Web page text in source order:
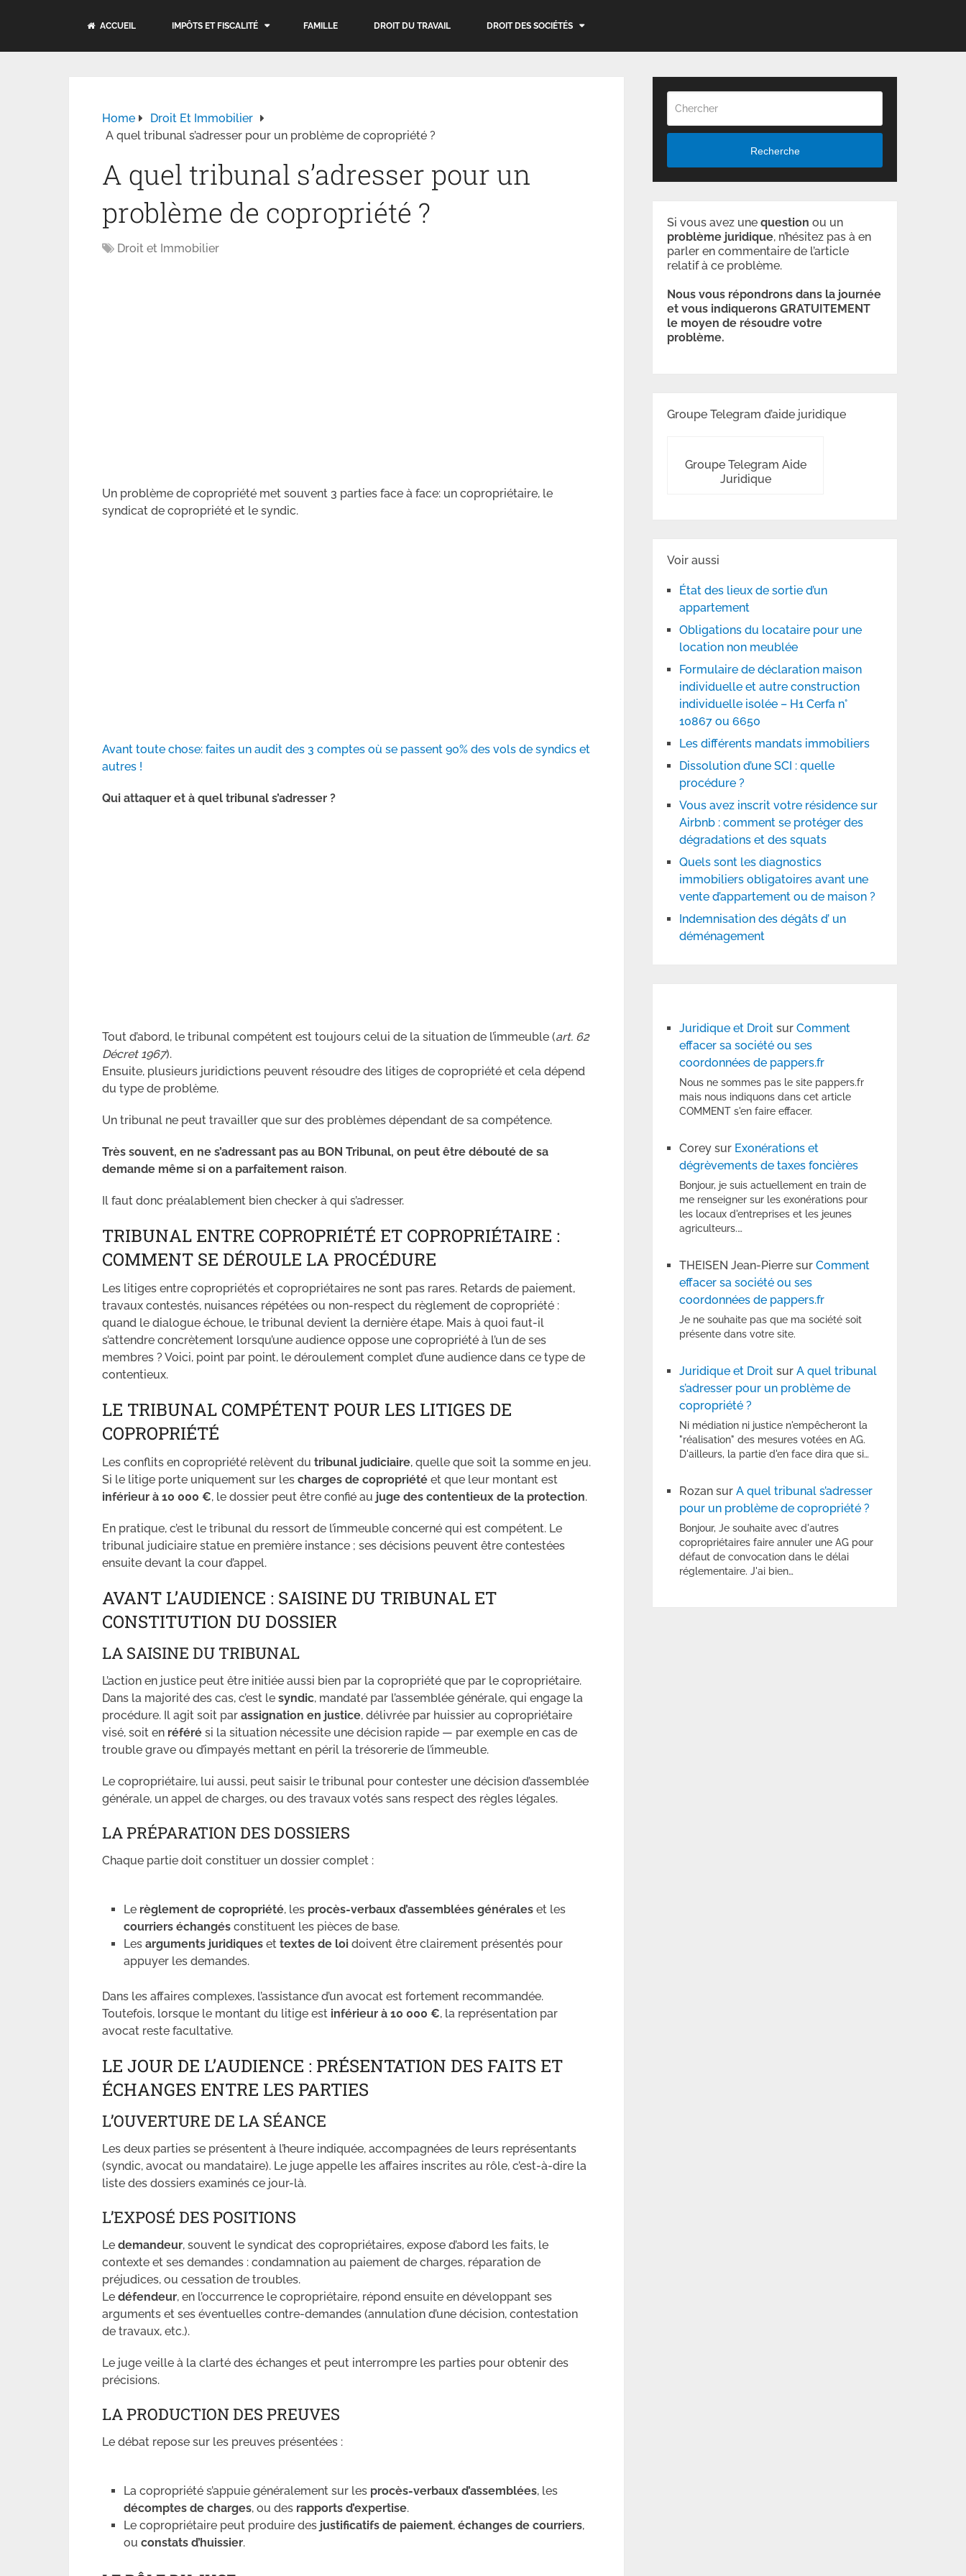
ACCUEIL IMPÔTS ET FISCALITÉ FAMILLE DROIT DU TRAVAIL DROIT DES SOCIÉTÉS
Home
Droit Et Immobilier
A quel tribunal s’adresser pour un problème de copropriété ?
A quel tribunal s’adresser pour un
problème de copropriété ?
Droit et Immobilier
Un problème de copropriété met souvent 3 parties face à face: un copropriétaire, le
syndicat de copropriété et le syndic.
Avant toute chose: faites un audit des 3 comptes où se passent 90% des vols de syndics et
autres !
Qui attaquer et à quel tribunal s’adresser ?
Tout d’abord, le tribunal compétent est toujours celui de la situation de l’immeuble (art. 62
Décret 1967).
Ensuite, plusieurs juridictions peuvent résoudre des litiges de copropriété et cela dépend
du type de problème.
Un tribunal ne peut travailler que sur des problèmes dépendant de sa compétence.
Très souvent, en ne s’adressant pas au BON Tribunal, on peut être débouté de sa
demande même si on a parfaitement raison.
Il faut donc préalablement bien checker à qui s’adresser.
TRIBUNAL ENTRE COPROPRIÉTÉ ET COPROPRIÉTAIRE :
COMMENT SE DÉROULE LA PROCÉDURE
Les litiges entre copropriétés et copropriétaires ne sont pas rares. Retards de paiement,
travaux contestés, nuisances répétées ou non-respect du règlement de copropriété :
quand le dialogue échoue, le tribunal devient la dernière étape. Mais à quoi faut-il
s’attendre concrètement lorsqu’une audience oppose une copropriété à l’un de ses
membres ? Voici, point par point, le déroulement complet d’une audience dans ce type de
contentieux.
LE TRIBUNAL COMPÉTENT POUR LES LITIGES DE
COPROPRIÉTÉ
Les conflits en copropriété relèvent du tribunal judiciaire, quelle que soit la somme en jeu.
Si le litige porte uniquement sur les charges de copropriété et que leur montant est
inférieur à 10 000 €, le dossier peut être confié au juge des contentieux de la protection.
En pratique, c’est le tribunal du ressort de l’immeuble concerné qui est compétent. Le
tribunal judiciaire statue en première instance ; ses décisions peuvent être contestées
ensuite devant la cour d’appel.
AVANT L’AUDIENCE : SAISINE DU TRIBUNAL ET
CONSTITUTION DU DOSSIER
LA SAISINE DU TRIBUNAL
L’action en justice peut être initiée aussi bien par la copropriété que par le copropriétaire.
Dans la majorité des cas, c’est le syndic, mandaté par l’assemblée générale, qui engage la
procédure. Il agit soit par assignation en justice, délivrée par huissier au copropriétaire
visé, soit en référé si la situation nécessite une décision rapide — par exemple en cas de
trouble grave ou d’impayés mettant en péril la trésorerie de l’immeuble.
Le copropriétaire, lui aussi, peut saisir le tribunal pour contester une décision d’assemblée
générale, un appel de charges, ou des travaux votés sans respect des règles légales.
LA PRÉPARATION DES DOSSIERS
Chaque partie doit constituer un dossier complet :
Le règlement de copropriété, les procès-verbaux d’assemblées générales et les
courriers échangés constituent les pièces de base.
Lesarguments juridiques ettextes de loi doivent être clairement présentés pour
appuyer les demandes.
Dans les affaires complexes, l’assistance d’un avocat est fortement recommandée.
Toutefois, lorsque le montant du litige est inférieur à 10 000 €, la représentation par
avocat reste facultative.
LE JOUR DE L’AUDIENCE : PRÉSENTATION DES FAITS ET
ÉCHANGES ENTRE LES PARTIES
L’OUVERTURE DE LA SÉANCE
Les deux parties se présentent à l’heure indiquée, accompagnées de leurs représentants
(syndic, avocat ou mandataire). Le juge appelle les affaires inscrites au rôle, c’est-à-dire la
liste des dossiers examinés ce jour-là.
L’EXPOSÉ DES POSITIONS
Le demandeur, souvent le syndicat des copropriétaires, expose d’abord les faits, le
contexte et ses demandes : condamnation au paiement de charges, réparation de
préjudices, ou cessation de troubles.
Le défendeur, en l’occurrence le copropriétaire, répond ensuite en développant ses
arguments et ses éventuelles contre-demandes (annulation d’une décision, contestation
de travaux, etc.).
Le juge veille à la clarté des échanges et peut interrompre les parties pour obtenir des
précisions.
LA PRODUCTION DES PREUVES
Le débat repose sur les preuves présentées :
La copropriété s’appuie généralement sur les procès-verbaux d’assemblées, les
décomptes de charges, ou des rapports d’expertise.
Le copropriétaire peut produire des justificatifs de paiement,échanges de courriers,
ouconstats d’huissier.
Recherche
Si vous avez unequestion ou un
problème juridique, n’hésitez pas à en
parler en commentaire de l’article
relatif à ce problème.
Nous vous répondrons dans la journée
et vous indiquerons GRATUITEMENT
le moyen de résoudre votre
problème.
Groupe Telegram d’aide juridique
Groupe Telegram Aide
Juridique
Voir aussi
État des lieux de sortie d’un
appartement
Obligations du locataire pour une
location non meublée
Formulaire de déclaration maison
individuelle et autre construction
individuelle isolée – H1 Cerfa n°
10867 ou 6650
Les différents mandats immobiliers
Dissolution d’une SCI : quelle
procédure ?
Vous avez inscrit votre résidence sur
Airbnb : comment se protéger des
dégradations et des squats
Quels sont les diagnostics
immobiliers obligatoires avant une
vente d’appartement ou de maison ?
Indemnisation des dégâts d’ un
déménagement
Juridique et Droit surComment
effacer sa société ou ses
coordonnées de pappers.fr
Nous ne sommes pas le site pappers.fr
mais nous indiquons dans cet article
COMMENT s'en faire effacer.
Corey sur Exonérations et
dégrèvements de taxes foncières
Bonjour, je suis actuellement en train de
me renseigner sur les exonérations pour
les locaux d'entreprises et les jeunes
agriculteurs.…
THEISEN Jean-Pierre surComment
effacer sa société ou ses
coordonnées de pappers.fr
Je ne souhaite pas que ma société soit
présente dans votre site.
Juridique et Droit surA quel tribunal
s’adresser pour un problème de
copropriété ?
Ni médiation ni justice n'empêcheront la
"réalisation" des mesures votées en AG.
D'ailleurs, la partie d'en face dira que si…
Rozan surA quel tribunal s’adresser
pour un problème de copropriété ?
Bonjour, Je souhaite avec d'autres
copropriétaires faire annuler une AG pour
défaut de convocation dans le délai
réglementaire. J'ai bien…